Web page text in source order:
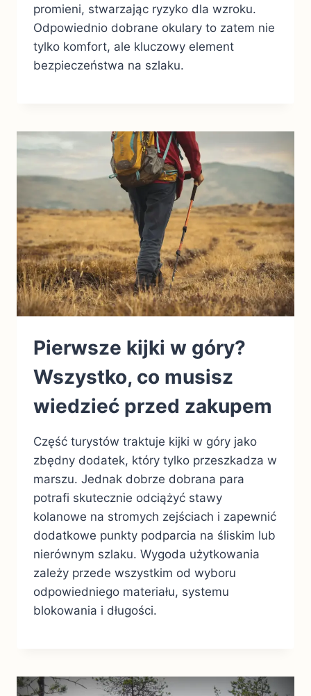
promieni, stwarzając ryzyko dla wzroku.
Odpowiednio dobrane okulary to zatem nie
tylko komfort, ale kluczowy element
bezpieczeństwa na szlaku.
Pierwsze kijki w góry?
Wszystko, co musisz
wiedzieć przed zakupem
Część turystów traktuje kijki w góry jako
zbędny dodatek, który tylko przeszkadza w
marszu. Jednak dobrze dobrana para
potrafi skutecznie odciążyć stawy
kolanowe na stromych zejściach i zapewnić
dodatkowe punkty podparcia na śliskim lub
nierównym szlaku. Wygoda użytkowania
zależy przede wszystkim od wyboru
odpowiedniego materiału, systemu
blokowania i długości.